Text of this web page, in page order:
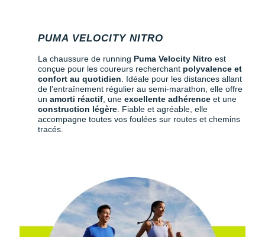
PUMA VELOCITY NITRO
La chaussure de running Puma Velocity Nitro est
conçue pour les coureurs recherchant polyvalence et
confort au quotidien. Idéale pour les distances allant
de l’entraînement régulier au semi-marathon, elle offre
un amorti réactif, une excellente adhérence et une
construction légère. Fiable et agréable, elle
accompagne toutes vos foulées sur routes et chemins
tracés.